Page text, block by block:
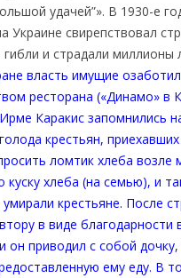
удачей”». В 1930-е
Украине свирепствовал
и страдали миллионы
власть имущие
ресторана («Динамо» в
Каракис запомнились
крестьян, приехавших
ломтик хлеба возле
куску хлеба (на семью), и
крестьяне. После
в виде благодарности
он приводил с собой
ему еду. В